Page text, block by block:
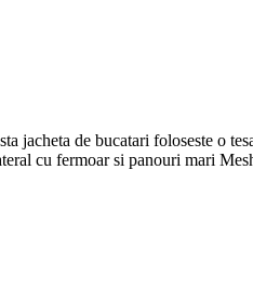
jacheta de bucatari foloseste o
cu fermoar si panouri mari